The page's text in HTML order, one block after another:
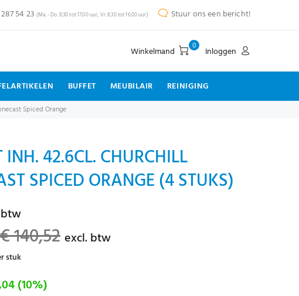
54 23 (Ma. - Do. 8.30 tot 17.00 uur, Vr. 8.30 tot 16.00 uur) Stuur ons een bericht!
Winkelmand 0 Inloggen
BUFFET MEUBILAIR REINIGING
Spiced Orange
INH. 42.6CL. CHURCHILL
SPICED ORANGE (4 STUKS)
btw
€ 140,52 excl. btw
stuk
(10%)